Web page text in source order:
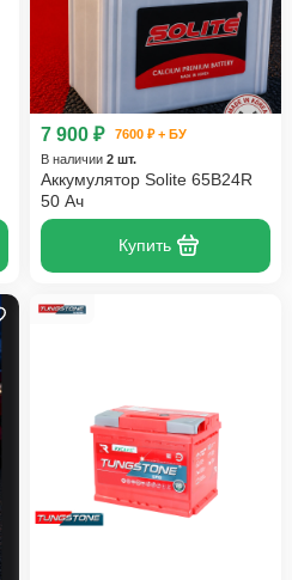
7 900 ₽
7600 ₽ + БУ
В наличии 2 шт.
Аккумулятор Solite 65B24R
50 Ач
Купить